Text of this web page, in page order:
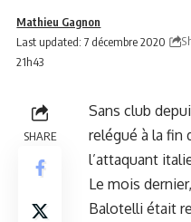
Last updated: 7 décembre 2020
21h43
Mathieu Gagnon
SHARE
Sans club
relégué à la fin
l’attaquant
Le mois dernier,
Balotelli était